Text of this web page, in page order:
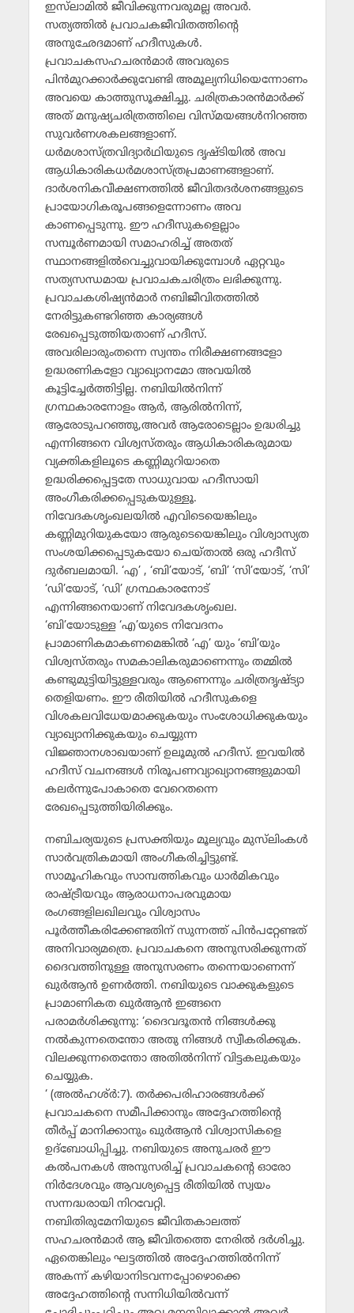
ഇസ്‌ലാമില്‍ ജീവിക്കുന്നവരുമല്ല അവര്‍.
സത്യത്തില്‍ പ്രവാചകജീവിതത്തിന്റെ
അനുഛേദമാണ് ഹദീസുകള്‍.
പ്രവാചകസഹചരന്‍മാര്‍ അവരുടെ
പിന്‍മുറക്കാര്‍ക്കുവേണ്ടി അമൂല്യനിധിയെന്നോണം
അവയെ കാത്തുസൂക്ഷിച്ചു. ചരിത്രകാരന്‍മാര്‍ക്ക്
അത് മനുഷ്യചരിത്രത്തിലെ വിസ്മയങ്ങള്‍നിറഞ്ഞ
സുവര്‍ണശകലങ്ങളാണ്.
ധര്‍മശാസ്ത്രവിദ്യാര്‍ഥിയുടെ ദൃഷ്ടിയില്‍ അവ
ആധികാരികധര്‍മശാസ്ത്രപ്രമാണങ്ങളാണ്.
ദാര്‍ശനികവീക്ഷണത്തില്‍ ജീവിതദര്‍ശനങ്ങളുടെ
പ്രായോഗികരൂപങ്ങളെന്നോണം അവ
കാണപ്പെടുന്നു. ഈ ഹദീസുകളെല്ലാം
സമ്പൂര്‍ണമായി സമാഹരിച്ച് അതത്
സ്ഥാനങ്ങളില്‍വെച്ചുവായിക്കുമ്പോള്‍ ഏറ്റവും
സത്യസന്ധമായ പ്രവാചകചരിത്രം ലഭിക്കുന്നു.
പ്രവാചകശിഷ്യന്‍മാര്‍ നബിജീവിതത്തില്‍
നേരിട്ടുകണ്ടറിഞ്ഞ കാര്യങ്ങള്‍
രേഖപ്പെടുത്തിയതാണ് ഹദീസ്.
അവരിലാരുംതന്നെ സ്വന്തം നിരീക്ഷണങ്ങളോ
ഉദ്ധരണികളോ വ്യാഖ്യാനമോ അവയില്‍
കൂട്ടിച്ചേര്‍ത്തിട്ടില്ല. നബിയില്‍നിന്ന്
ഗ്രന്ഥകാരനോളം ആര്‍, ആരില്‍നിന്ന്,
ആരോടുപറഞ്ഞു,അവര്‍ ആരോടെല്ലാം ഉദ്ധരിച്ചു
എന്നിങ്ങനെ വിശ്വസ്തരും ആധികാരികരുമായ
വ്യക്തികളിലൂടെ കണ്ണിമുറിയാതെ
ഉദ്ധരിക്കപ്പെട്ടതേ സാധുവായ ഹദീസായി
അംഗീകരിക്കപ്പെടുകയുള്ളൂ.
നിവേദകശൃംഖലയില്‍ എവിടെയെങ്കിലും
കണ്ണിമുറിയുകയോ ആരുടെയെങ്കിലും വിശ്വാസ്യത
സംശയിക്കപ്പെടുകയോ ചെയ്താല്‍ ഒരു ഹദീസ്
ദുര്‍ബലമായി. ‘എ’ , ‘ബി’യോട്, ‘ബി’ ‘സി’യോട്, ‘സി’
‘ഡി’യോട്, ‘ഡി’ ഗ്രന്ഥകാരനോട്
എന്നിങ്ങനെയാണ് നിവേദകശൃംഖല.
‘ബി’യോടുള്ള ‘എ’യുടെ നിവേദനം
പ്രാമാണികമാകണമെങ്കില്‍ ‘എ’ യും ‘ബി’യും
വിശ്വസ്തരും സമകാലികരുമാണെന്നും തമ്മില്‍
കണ്ടുമുട്ടിയിട്ടുള്ളവരും ആണെന്നും ചരിത്രദൃഷ്ട്യാ
തെളിയണം. ഈ രീതിയില്‍ ഹദീസുകളെ
വിശകലവിധേയമാക്കുകയും സംശോധിക്കുകയും
വ്യാഖ്യാനിക്കുകയും ചെയ്യുന്ന
വിജ്ഞാനശാഖയാണ് ഉലൂമുല്‍ ഹദീസ്. ഇവയില്‍
ഹദീസ് വചനങ്ങള്‍ നിരൂപണവ്യാഖ്യാനങ്ങളുമായി
കലര്‍ന്നുപോകാതെ വേറെതന്നെ
രേഖപ്പെടുത്തിയിരിക്കും.
നബിചര്യയുടെ പ്രസക്തിയും മൂല്യവും മുസ്‌ലിംകള്‍
സാര്‍വത്രികമായി അംഗീകരിച്ചിട്ടുണ്ട്.
സാമൂഹികവും സാമ്പത്തികവും ധാര്‍മികവും
രാഷ്ട്രീയവും ആരാധനാപരവുമായ
രംഗങ്ങളിലഖിലവും വിശ്വാസം
പൂര്‍ത്തീകരിക്കേണ്ടതിന് സുന്നത്ത് പിന്‍പറ്റേണ്ടത്
അനിവാര്യമത്രെ. പ്രവാചകനെ അനുസരിക്കുന്നത്
ദൈവത്തിനുള്ള അനുസരണം തന്നെയാണെന്ന്
ഖുര്‍ആന്‍ ഉണര്‍ത്തി. നബിയുടെ വാക്കുകളുടെ
പ്രാമാണികത ഖുര്‍ആന്‍ ഇങ്ങനെ
പരാമര്‍ശിക്കുന്നു: ‘ദൈവദൂതന്‍ നിങ്ങള്‍ക്കു
നല്‍കുന്നതെന്തോ അതു നിങ്ങള്‍ സ്വീകരിക്കുക.
വിലക്കുന്നതെന്തോ അതില്‍നിന്ന് വിട്ടകലുകയും
ചെയ്യുക.
‘ (അല്‍ഹശ്ര്‍:7). തര്‍ക്കപരിഹാരങ്ങള്‍ക്ക്
പ്രവാചകനെ സമീപിക്കാനും അദ്ദേഹത്തിന്റെ
തീര്‍പ്പ് മാനിക്കാനും ഖുര്‍ആന്‍ വിശ്വാസികളെ
ഉദ്‌ബോധിപ്പിച്ചു. നബിയുടെ അനുചരര്‍ ഈ
കല്‍പനകള്‍ അനുസരിച്ച് പ്രവാചകന്റെ ഓരോ
നിര്‍ദേശവും ആവശ്യപ്പെട്ട രീതിയില്‍ സ്വയം
സന്നദ്ധരായി നിറവേറ്റി.
നബിതിരുമേനിയുടെ ജീവിതകാലത്ത്
സഹചരന്‍മാര്‍ ആ ജീവിതത്തെ നേരില്‍ ദര്‍ശിച്ചു.
ഏതെങ്കിലും ഘട്ടത്തില്‍ അദ്ദേഹത്തില്‍നിന്ന്
അകന്ന് കഴിയാനിടവന്നപ്പോഴൊക്കെ
അദ്ദേഹത്തിന്റെ സന്നിധിയില്‍വന്ന്